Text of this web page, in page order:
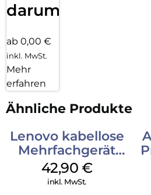
darum!
ab 0,00 €
inkl. MwSt.
Mehr
erfahren
Ähnliche Produkte
Lenovo kabellose
Mehrfachgerät
Luna Grey
42,90 €
inkl. MwSt.